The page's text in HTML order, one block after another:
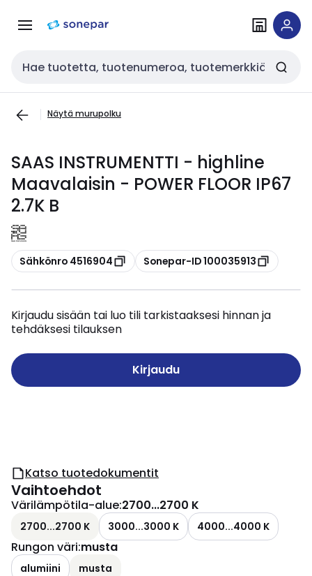
navigointiinsisältöön
Haku
Näytä murupolku
SAAS INSTRUMENTTI - highline
Maavalaisin - POWER FLOOR IP67
2.7K B
Kopioi
Sähkönro 4516904 Kopioi
Sonepar-ID 100035913
Kirjaudu sisään tai luo tili tarkistaaksesi hinnan ja
tehdäksesi tilauksen
Kirjaudu
Katso tuotedokumentit
Vaihtoehdot
Värilämpötila-alue:2700...2700 K
2700...2700 K 3000...3000 K 4000...4000 K
Rungon väri:musta
alumiini musta